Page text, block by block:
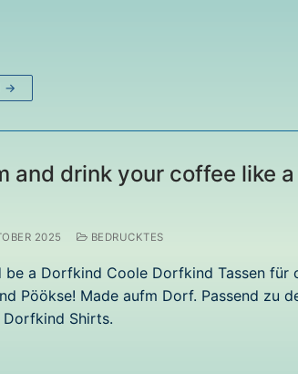
→
and drink your coffee like a
2025 BEDRUCKTES
be a Dorfkind Coole Dorfkind Tassen für
Pöökse! Made aufm Dorf. Passend zu
Shirts.